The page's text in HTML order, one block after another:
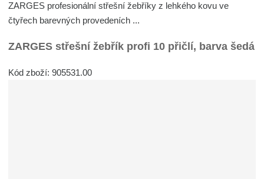
ZARGES profesionální střešní žebříky z lehkého kovu ve
čtyřech barevných provedeních ...
ZARGES střešní žebřík profi 10 přičlí, barva šedá
Kód zboží: 905531.00